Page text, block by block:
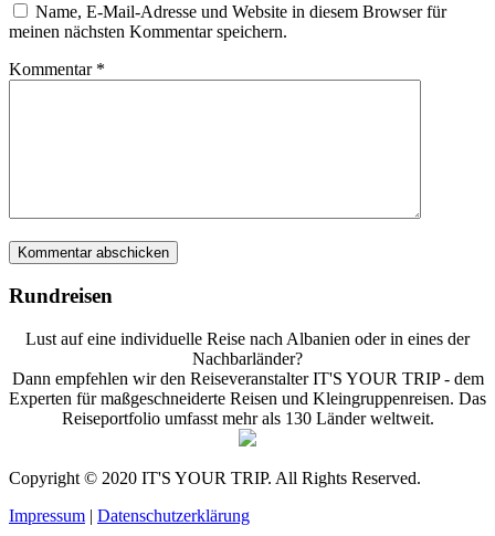
Name, E-Mail-Adresse und Website in diesem Browser für
meinen nächsten Kommentar speichern.
Kommentar *
Rundreisen
Lust auf eine individuelle Reise nach Albanien oder in eines der
Nachbarländer?
Dann empfehlen wir den Reiseveranstalter IT'S YOUR TRIP - dem
Experten für maßgeschneiderte Reisen und Kleingruppenreisen. Das
Reiseportfolio umfasst mehr als 130 Länder weltweit.
Copyright © 2020 IT'S YOUR TRIP. All Rights Reserved.
Impressum | Datenschutzerklärung